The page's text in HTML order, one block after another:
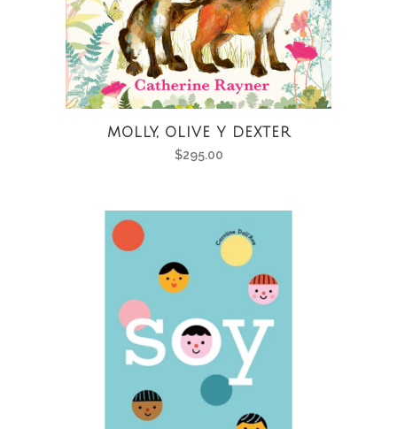
MOLLY, OLIVE Y DEXTER
$295.00